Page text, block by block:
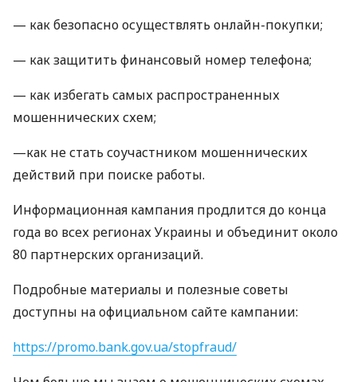
— как безопасно осуществлять онлайн-покупки;
— как защитить финансовый номер телефона;
— как избегать самых распространенных
мошеннических схем;
—как не стать соучастником мошеннических
действий при поиске работы.
Информационная кампания продлится до конца
года во всех регионах Украины и объединит около
80 партнерских организаций.
Подробные материалы и полезные советы
доступны на официальном сайте кампании:
https://promo.bank.gov.ua/stopfraud/